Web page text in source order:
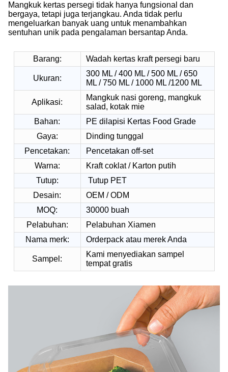
Mangkuk kertas persegi tidak hanya fungsional dan
bergaya, tetapi juga terjangkau. Anda tidak perlu
mengeluarkan banyak uang untuk menambahkan
sentuhan unik pada pengalaman bersantap Anda.
Barang: Wadah kertas kraft persegi baru
Ukuran:
300 ML / 400 ML / 500 ML / 650
ML / 750 ML / 1000 ML /1200 ML
Aplikasi:
Mangkuk nasi goreng, mangkuk
salad, kotak mie
Bahan:
PE dilapisi Kertas Food Grade
Gaya:
Dinding tunggal
Pencetakan:
Pencetakan off-set
Warna:
Kraft coklat / Karton putih
Tutup:
Tutup PET
Desain:
OEM / ODM
MOQ:
30000 buah
Pelabuhan:
Pelabuhan Xiamen
Nama merk:
Orderpack atau merek Anda
Sampel:
Kami menyediakan sampel
tempat gratis